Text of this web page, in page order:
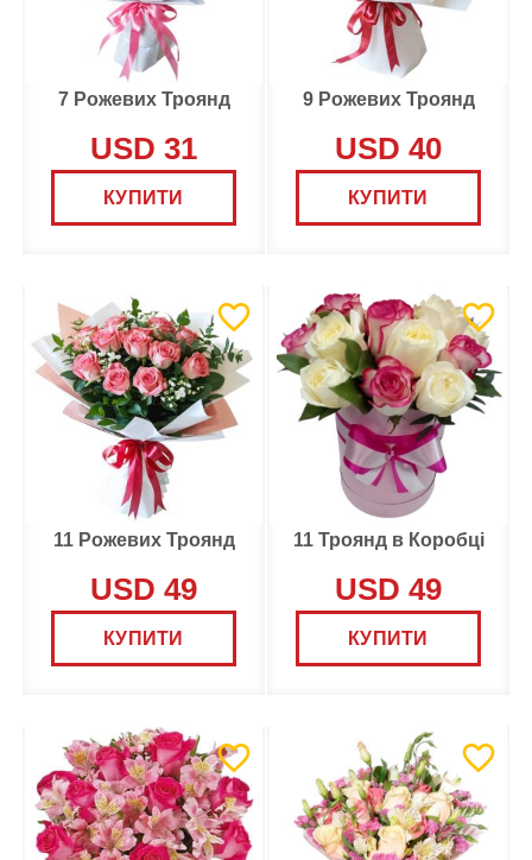
7 Рожевих Троянд
USD 31
КУПИТИ
9 Рожевих Троянд
USD 40
КУПИТИ
11 Рожевих Троянд
USD 49
КУПИТИ
11 Троянд в Коробці
USD 49
КУПИТИ